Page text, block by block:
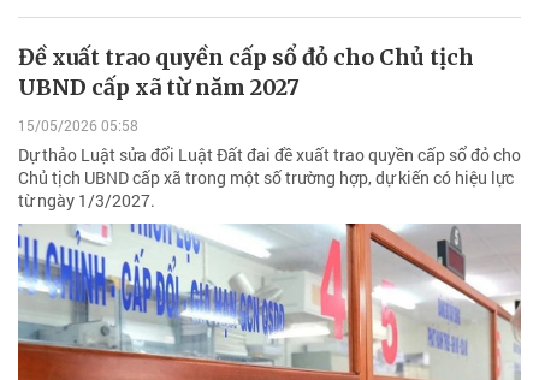
Đề xuất trao quyền cấp sổ đỏ cho Chủ tịch
UBND cấp xã từ năm 2027
15/05/2026 05:58
Dự thảo Luật sửa đổi Luật Đất đai đề xuất trao quyền cấp sổ đỏ cho
Chủ tịch UBND cấp xã trong một số trường hợp, dự kiến có hiệu lực
từ ngày 1/3/2027.